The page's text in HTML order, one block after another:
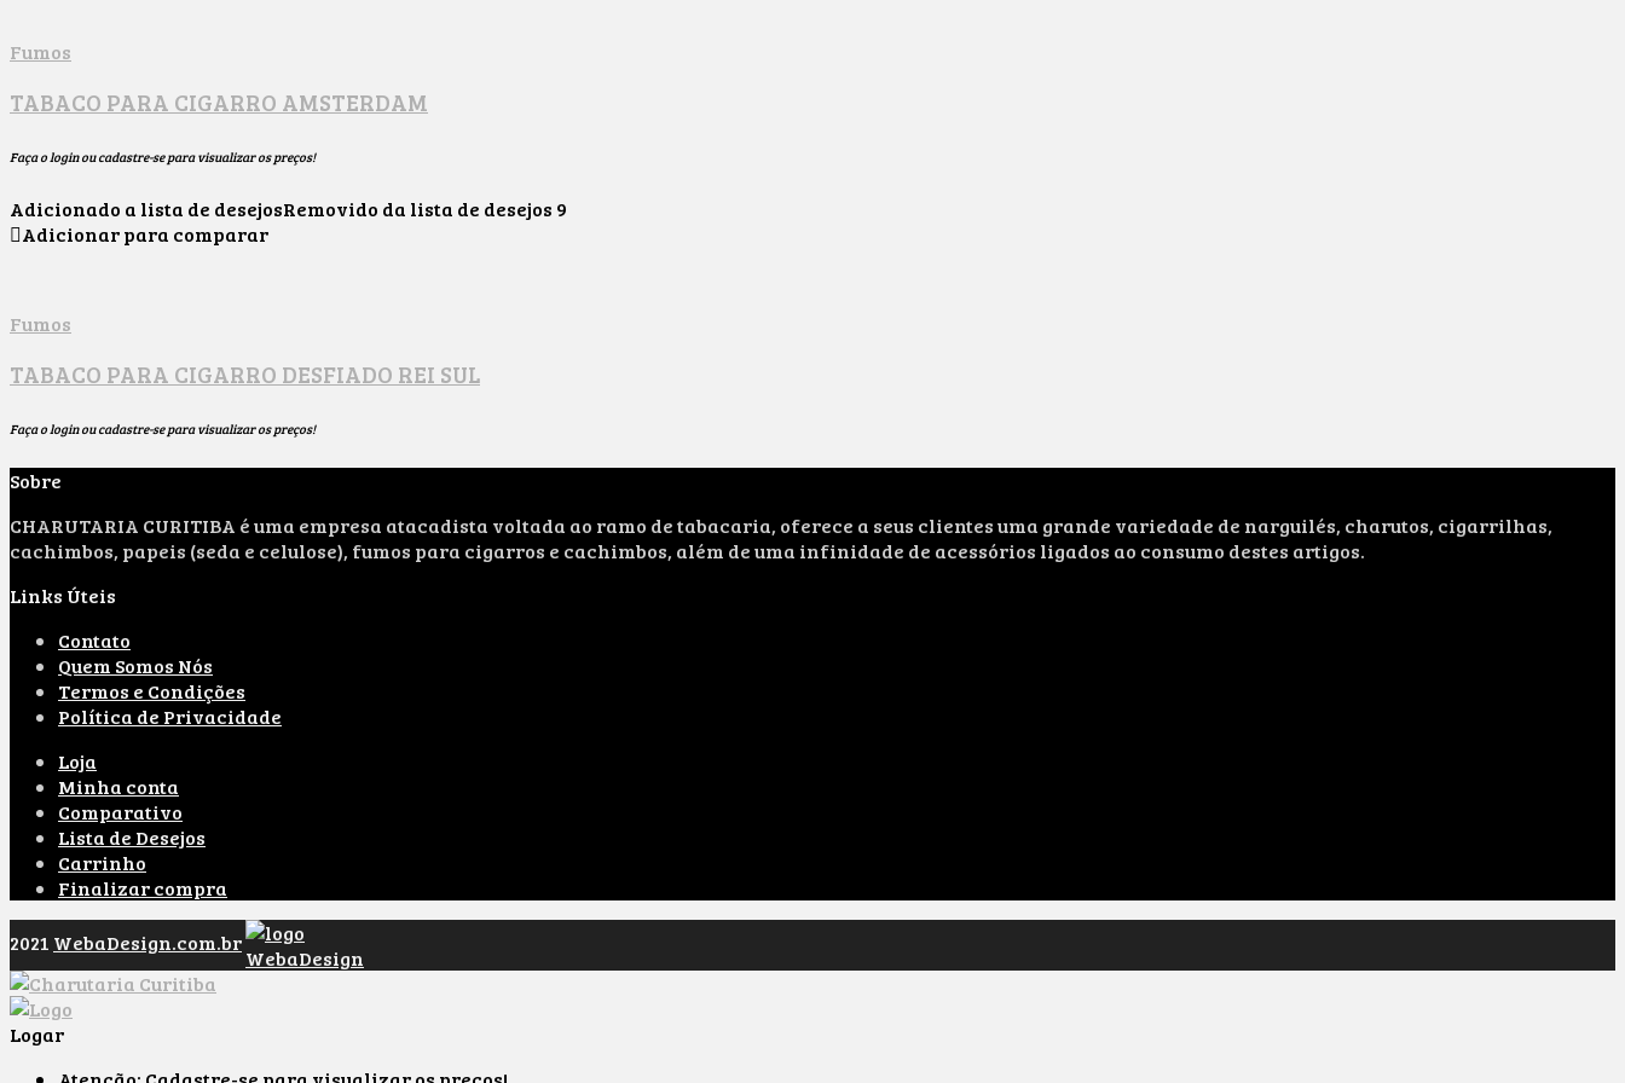
Fumos
TABACO PARA CIGARRO AMSTERDAM
Faça o login ou cadastre-se para visualizar os preços!
Adicionado a lista de desejosRemovido da lista de desejos 9
Adicionar para comparar
Fumos
TABACO PARA CIGARRO DESFIADO REI SUL
Faça o login ou cadastre-se para visualizar os preços!
Sobre
CHARUTARIA CURITIBA é uma empresa atacadista voltada ao ramo de tabacaria, oferece a seus clientes uma grande variedade de narguilés, charutos, cigarrilhas,
cachimbos, papeis (seda e celulose), fumos para cigarros e cachimbos, além de uma infinidade de acessórios ligados ao consumo destes artigos.
Links Úteis
Contato
Quem Somos Nós
Termos e Condições
Política de Privacidade
Loja
Minha conta
Comparativo
Lista de Desejos
Carrinho
Finalizar compra
2021 WebaDesign.com.br
Logar